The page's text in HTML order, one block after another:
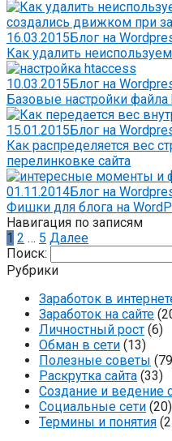
16.03.2015Блог на
Как удалить
10.03.2015Блог на
Базовые настройки
15.01.2015Блог на
Как распределяется вес
перелинковке сайта
01.11.2014Блог на
Фишки для блога на
Навигация по записям
1 2 … 5 Далее
Поиск:
Рубрики
Заработок в
Заработок на сайте
Личностный рост (6)
Обман в сети (13)
Полезные советы
Раскрутка сайта (33)
Создание и ведение
Социальные сети (20)
Термины и понятия